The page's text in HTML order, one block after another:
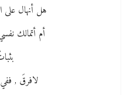
هل أنهال على
أم أتمالك
لافرقَ ,